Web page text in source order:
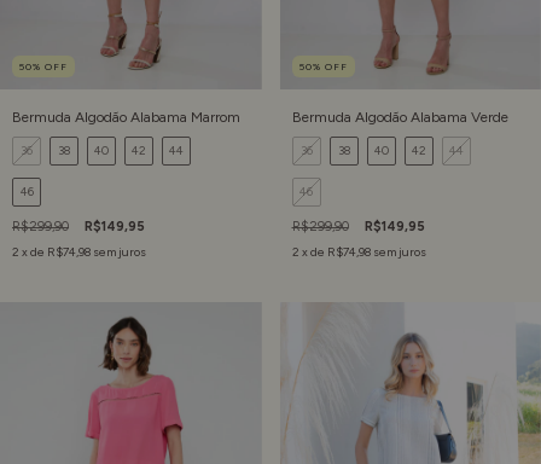
50% OFF
Bermuda Algodão Alabama Marrom
36 38 40 42 44
46
R$299,90
R$149,95
2 x de R$74,98 sem juros
50% OFF
Bermuda Algodão Alabama Verde
36 38 40 42 44
46
R$299,90
R$149,95
2 x de R$74,98 sem juros